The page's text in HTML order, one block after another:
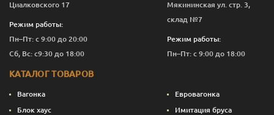
Циалковского 17
Режим работы:
Пн–Пт: с 9:00 до 20:00
Сб, Вс: с9:30 до 18:00
Мякининская ул. стр. 3,
склад №7
Режим работы:
Пн–Пт: с 9:00 до 18:00
КАТАЛОГ ТОВАРОВ
Вагонка
Евровагонка
Блок хаус
Имитация бруса